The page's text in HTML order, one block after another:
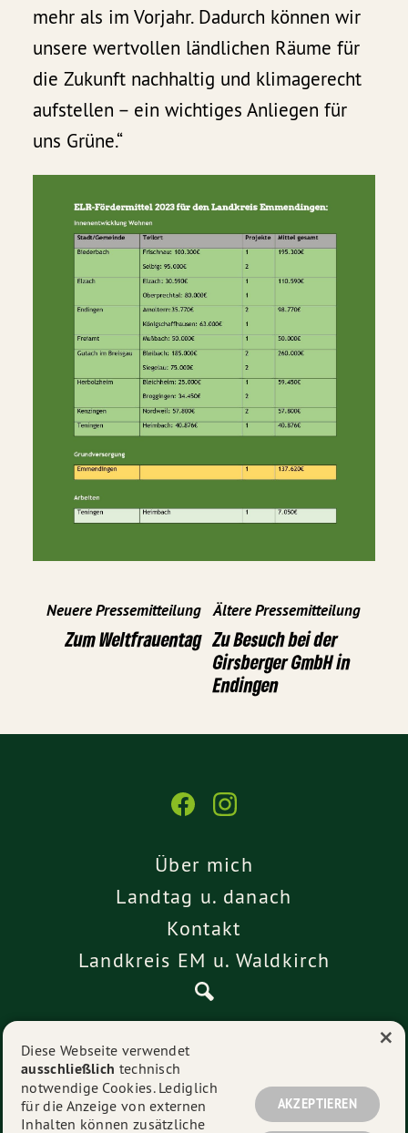
mehr als im Vorjahr. Dadurch können wir
unsere wertvollen ländlichen Räume für
die Zukunft nachhaltig und klimagerecht
aufstellen – ein wichtiges Anliegen für
uns Grüne.“
Neuere Pressemitteilung
Zum Weltfrauentag
Ältere Pressemitteilung
Zu Besuch bei der
Girsberger GmbH in
Endingen
Über mich
Landtag u. danach
Kontakt
Landkreis EM u. Waldkirch
Impressum
Datenschutz
Diese Webseite verwendet
ausschließlich technisch
notwendige Cookies. Lediglich
für die Anzeige von externen
Inhalten können zusätzliche
AKZEPTIEREN
×